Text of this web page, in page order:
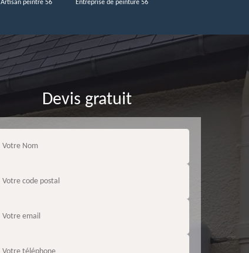
Artisan peintre 56 Entreprise de peinture 56
Devis gratuit